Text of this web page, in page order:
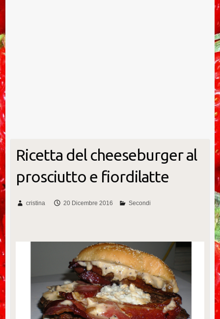
Ricetta del cheeseburger al
prosciutto e fiordilatte
cristina 20 Dicembre 2016 Secondi